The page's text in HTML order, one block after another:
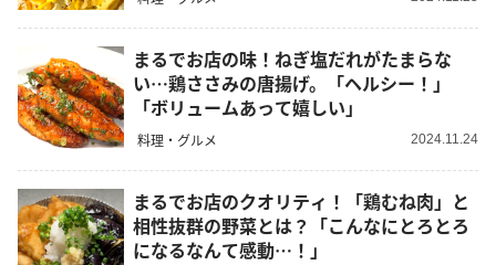
まるでお店の味！ねぎ塩だれがたまらな
い…鶏ささみの唐揚げ。「ヘルシー！」
「ボリュームあって嬉しい」
料理・グルメ 2024.11.24
まるでお店のクオリティ！「鶏むね肉」と
相性抜群の野菜とは？「こんなにとろとろ
になるなんて感動…！」